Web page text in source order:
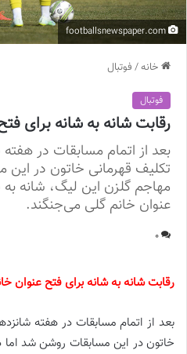
خانه/ فوتبال
فوتبال
رقابت شانه به شانه برای
بعد از اتمام مسابقات در هفته
تکلیف قهرمانی خاتون در
مهاجم گلزن این لیگ، شانه به
عنوان خانم گلی می‌جنگند.
0
رقابت شانه به شانه برای فتح عنوان
بعد از اتمام مسابقات در هفته
خاتون در این مسابقات روشن شد اما